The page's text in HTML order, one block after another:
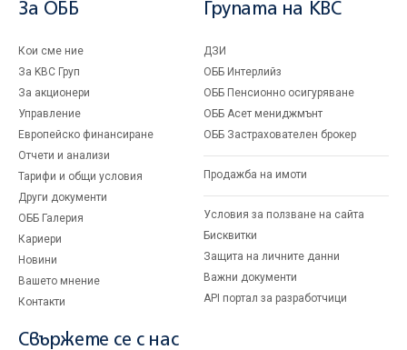
За ОББ
Кои сме ние
За KBC Груп
За акционери
Управление
Европейско финансиране
Отчети и анализи
Тарифи и общи условия
Други документи
ОББ Галерия
Кариери
Новини
Вашето мнение
Контакти
Групата на KBC
ДЗИ
ОББ Интерлийз
ОББ Пенсионно осигуряване
ОББ Асет мениджмънт
ОББ Застрахователен брокер
Продажба на имоти
Условия за ползване на сайта
Бисквитки
Защита на личните данни
Важни документи
API портал за разработчици
Свържете се с нас